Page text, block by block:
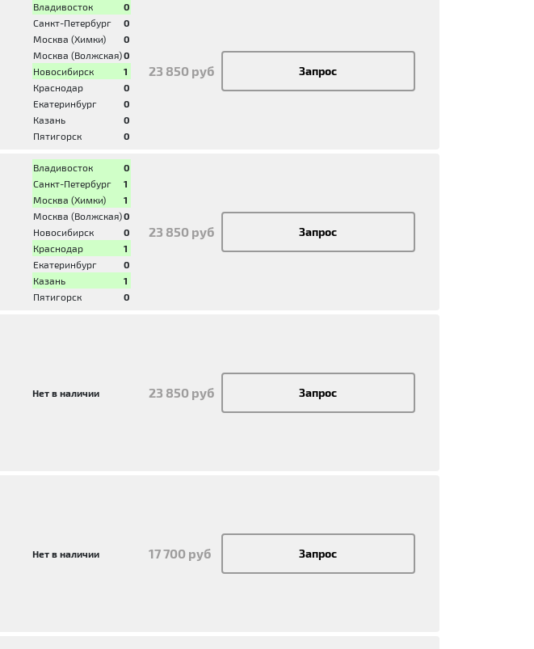
Владивосток
0
Санкт-Петербург
0
Москва (Химки)
0
Москва (Волжская)0
Новосибирск
1
Краснодар
0
Екатеринбург
0
Казань
0
Пятигорск
0
23 850 руб Запрос
Владивосток
0
Санкт-Петербург
1
Москва (Химки)
1
Москва (Волжская)0
Новосибирск
0
Краснодар
1
Екатеринбург
0
Казань
1
Пятигорск
0
23 850 руб Запрос
Нет в наличии 23 850 руб Запрос
Нет в наличии 17 700 руб Запрос